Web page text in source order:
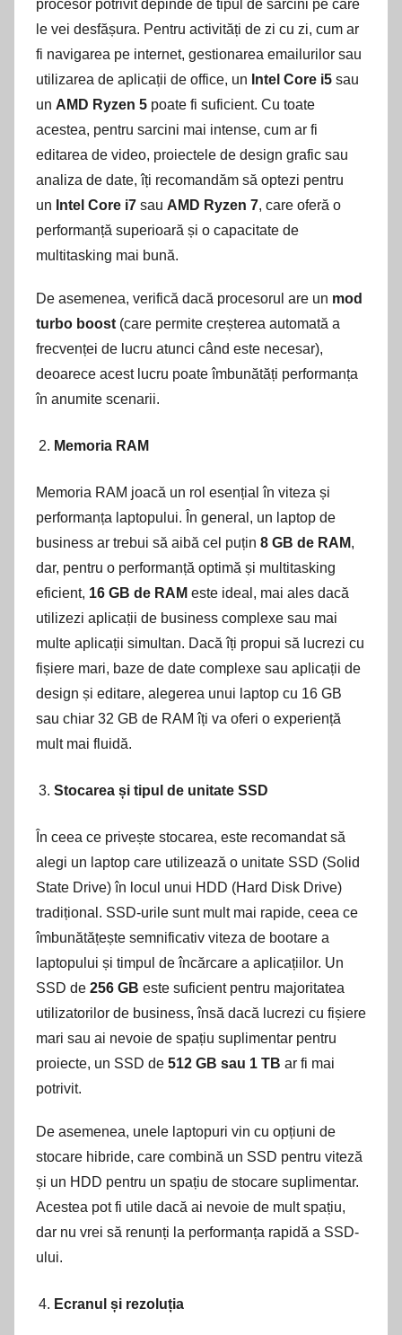
procesor potrivit depinde de tipul de sarcini pe care
le vei desfășura. Pentru activități de zi cu zi, cum ar
fi navigarea pe internet, gestionarea emailurilor sau
utilizarea de aplicații de office, un Intel Core i5 sau
un AMD Ryzen 5 poate fi suficient. Cu toate
acestea, pentru sarcini mai intense, cum ar fi
editarea de video, proiectele de design grafic sau
analiza de date, îți recomandăm să optezi pentru
un Intel Core i7 sau AMD Ryzen 7, care oferă o
performanță superioară și o capacitate de
multitasking mai bună.
De asemenea, verifică dacă procesorul are un mod
turbo boost (care permite creșterea automată a
frecvenței de lucru atunci când este necesar),
deoarece acest lucru poate îmbunătăți performanța
în anumite scenarii.
Memoria RAM
Memoria RAM joacă un rol esențial în viteza și
performanța laptopului. În general, un laptop de
business ar trebui să aibă cel puțin 8 GB de RAM,
dar, pentru o performanță optimă și multitasking
eficient, 16 GB de RAM este ideal, mai ales dacă
utilizezi aplicații de business complexe sau mai
multe aplicații simultan. Dacă îți propui să lucrezi cu
fișiere mari, baze de date complexe sau aplicații de
design și editare, alegerea unui laptop cu 16 GB
sau chiar 32 GB de RAM îți va oferi o experiență
mult mai fluidă.
Stocarea și tipul de unitate SSD
În ceea ce privește stocarea, este recomandat să
alegi un laptop care utilizează o unitate SSD (Solid
State Drive) în locul unui HDD (Hard Disk Drive)
tradițional. SSD-urile sunt mult mai rapide, ceea ce
îmbunătățește semnificativ viteza de bootare a
laptopului și timpul de încărcare a aplicațiilor. Un
SSD de 256 GB este suficient pentru majoritatea
utilizatorilor de business, însă dacă lucrezi cu fișiere
mari sau ai nevoie de spațiu suplimentar pentru
proiecte, un SSD de 512 GB sau 1 TB ar fi mai
potrivit.
De asemenea, unele laptopuri vin cu opțiuni de
stocare hibride, care combină un SSD pentru viteză
și un HDD pentru un spațiu de stocare suplimentar.
Acestea pot fi utile dacă ai nevoie de mult spațiu,
dar nu vrei să renunți la performanța rapidă a SSD-
ului.
Ecranul și rezoluția